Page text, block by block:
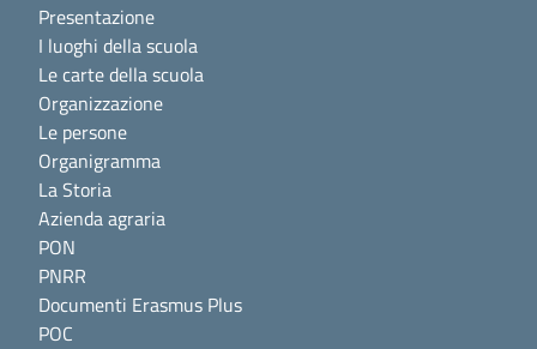
Presentazione
I luoghi della scuola
Le carte della scuola
Organizzazione
Le persone
Organigramma
La Storia
Azienda agraria
PON
PNRR
Documenti Erasmus Plus
POC